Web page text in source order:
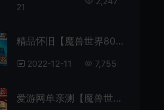
21
精品怀旧【魔兽世界80级】335巫妖王之怒怀旧一键端假人陪玩GM后台
2022-12-11 7,755
爱游网单亲测【魔兽世界】最新整理琉璃548熊猫人微变单机版 机器人拍卖行 配套GM命令 物品代码表 账号注册网站 免虚拟机视频安装教学+外网文本教学